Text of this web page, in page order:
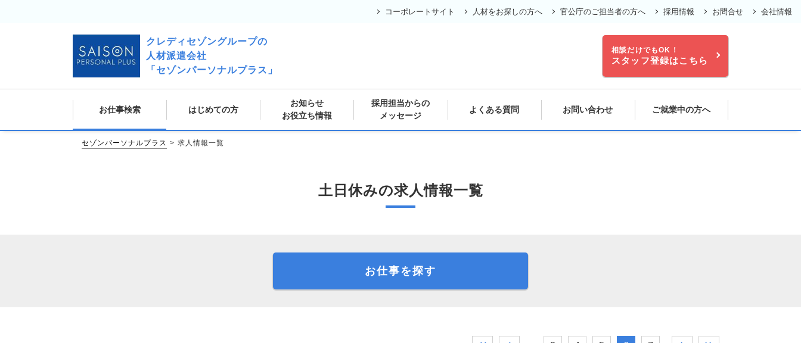
コーポレートサイト 人材をお探しの方へ 官公庁のご担当者の方へ 採用情報 お問合せ 会社情報
クレディセゾングループの
人材派遣会社
「セゾンパーソナルプラス」
相談だけでもOK！
スタッフ登録はこちら
お仕事検索 はじめての方
お知らせ
お役立ち情報
採用担当からの
メッセージ
よくある質問 お問い合わせ ご就業中の方へ
セゾンパーソナルプラス 求人情報一覧
土日休みの求人情報一覧
お仕事を探す